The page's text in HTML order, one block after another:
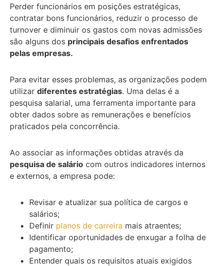
Perder funcionários em posições estratégicas,
contratar bons funcionários, reduzir o processo de
turnover e diminuir os gastos com novas admissões
são alguns dos principais desafios enfrentados
pelas empresas.
Para evitar esses problemas, as organizações podem
utilizar diferentes estratégias. Uma delas é a
pesquisa salarial, uma ferramenta importante para
obter dados sobre as remunerações e benefícios
praticados pela concorrência.
Ao associar as informações obtidas através da
pesquisa de salário com outros indicadores internos
e externos, a empresa pode:
Revisar e atualizar sua política de cargos e
salários;
Definir planos de carreira mais atraentes;
Identificar oportunidades de enxugar a folha de
pagamento;
Entender quais os requisitos atuais exigidos